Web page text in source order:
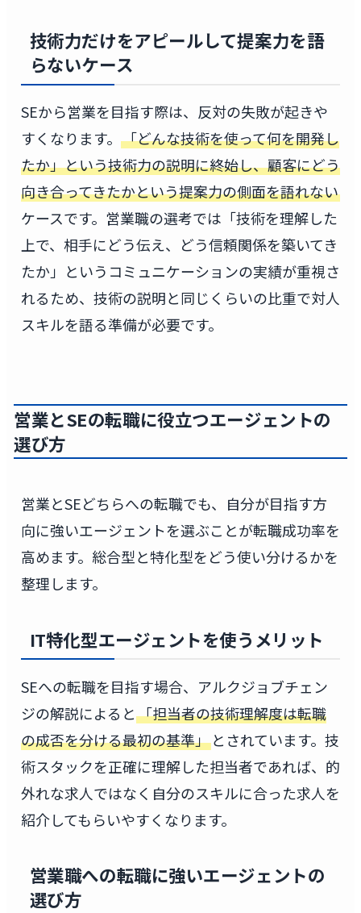
技術力だけをアピールして提案力を語
らないケース
SEから営業を目指す際は、反対の失敗が起きや
すくなります。 「どんな技術を使って何を開発し
たか」という技術力の説明に終始し、顧客にどう
向き合ってきたかという提案力の側面を語れない
ケースです。営業職の選考では「技術を理解した
上で、相手にどう伝え、どう信頼関係を築いてき
たか」というコミュニケーションの実績が重視さ
れるため、技術の説明と同じくらいの比重で対人
スキルを語る準備が必要です。
営業とSEの転職に役立つエージェントの
選び方
営業とSEどちらへの転職でも、自分が目指す方
向に強いエージェントを選ぶことが転職成功率を
高めます。総合型と特化型をどう使い分けるかを
整理します。
IT特化型エージェントを使うメリット
SEへの転職を目指す場合、アルクジョブチェン
ジの解説によると「担当者の技術理解度は転職
の成否を分ける最初の基準」とされています。技
術スタックを正確に理解した担当者であれば、的
外れな求人ではなく自分のスキルに合った求人を
紹介してもらいやすくなります。
営業職への転職に強いエージェントの
選び方